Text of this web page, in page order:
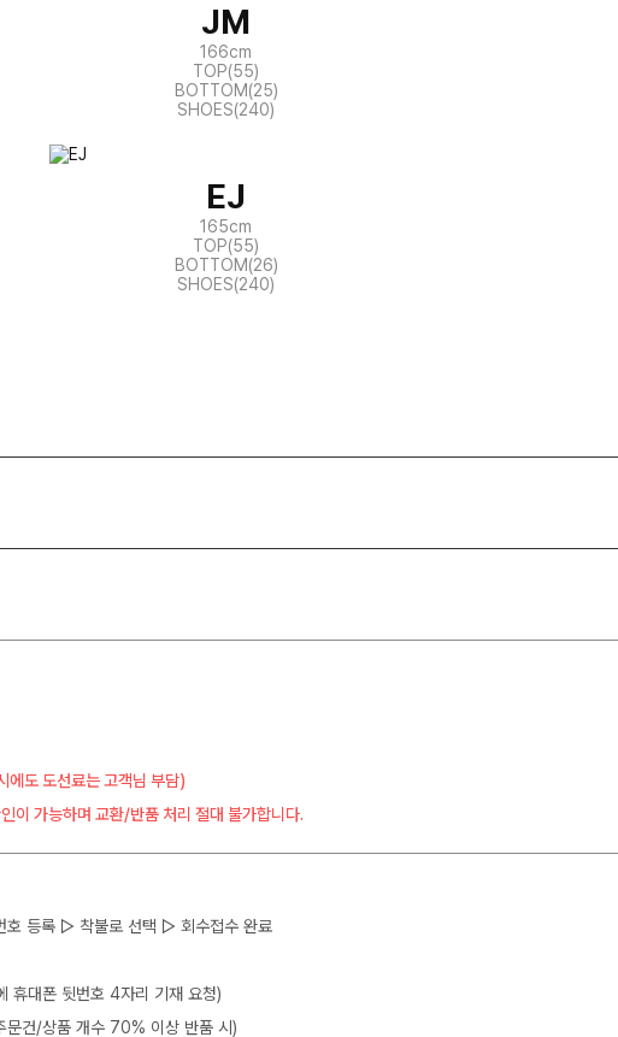
JM
166cm
TOP(55)
BOTTOM(25)
SHOES(240)
EJ
165cm
TOP(55)
BOTTOM(26)
SHOES(240)
도 도선료는 고객님 부담)
이 가능하며 교환/반품 처리 절대 불가합니다.
등록 ▷ 착불로 선택 ▷ 회수접수 완료
대폰 뒷번호 4자리 기재 요청)
문건/상품 개수 70% 이상 반품 시)